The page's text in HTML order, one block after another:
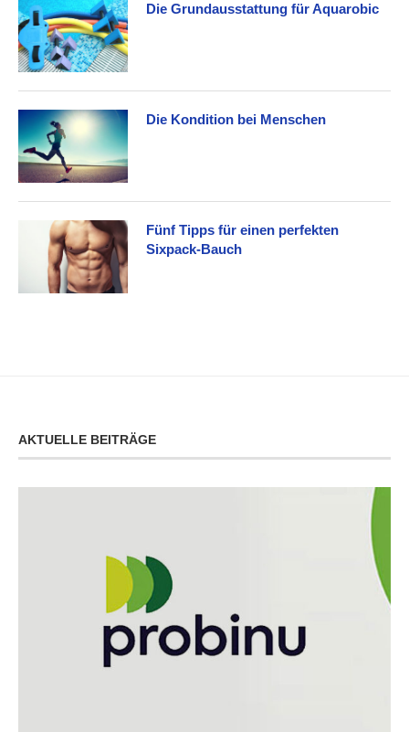
Die Grundausstattung für Aquarobic
Die Kondition bei Menschen
Fünf Tipps für einen perfekten
Sixpack-Bauch
AKTUELLE BEITRÄGE